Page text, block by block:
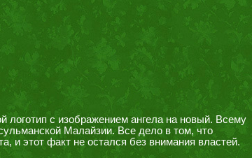
логотип с изображением ангела на новый. Всему
Малайзии. Все дело в том, что
и этот факт не остался без внимания властей.